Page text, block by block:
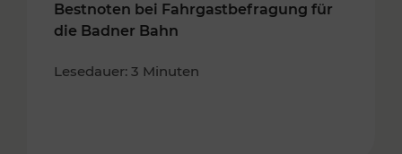
Bestnoten bei Fahrgastbefragung für
die Badner Bahn
Lesedauer: 3 Minuten